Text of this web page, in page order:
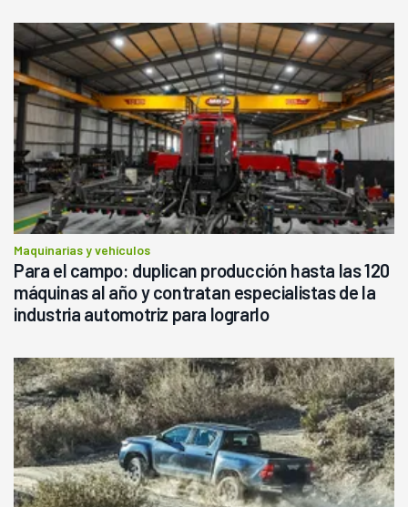
Maquinarias y vehículos
Para el campo: duplican producción hasta las 120
máquinas al año y contratan especialistas de la
industria automotriz para lograrlo